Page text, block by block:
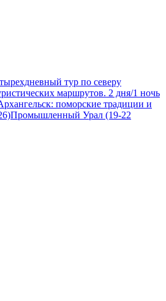
тур по северу
маршрутов. 2 дня/1 ночь
поморские традиции и
Промышленный Урал (19-22